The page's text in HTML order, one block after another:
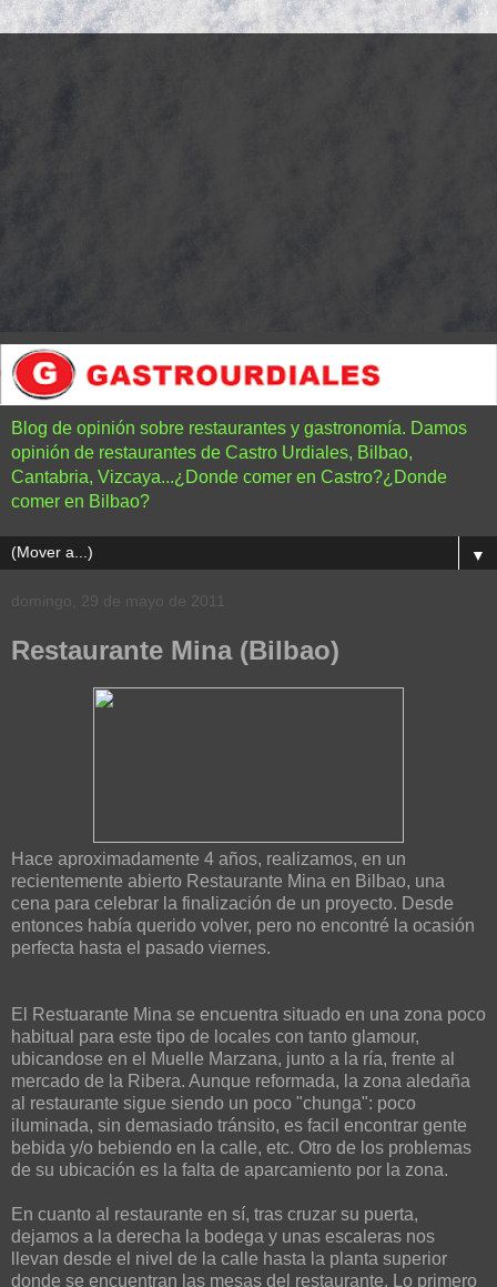
Blog de opinión sobre restaurantes y gastronomía. Damos
opinión de restaurantes de Castro Urdiales, Bilbao,
Cantabria, Vizcaya...¿Donde comer en Castro?¿Donde
comer en Bilbao?
▼
domingo, 29 de mayo de 2011
Restaurante Mina (Bilbao)
Hace aproximadamente 4 años, realizamos, en un
recientemente abierto Restaurante Mina en Bilbao, una
cena para celebrar la finalización de un proyecto. Desde
entonces había querido volver, pero no encontré la ocasión
perfecta hasta el pasado viernes.
El Restuarante Mina se encuentra situado en una zona poco
habitual para este tipo de locales con tanto glamour,
ubicandose en el Muelle Marzana, junto a la ría, frente al
mercado de la Ribera. Aunque reformada, la zona aledaña
al restaurante sigue siendo un poco "chunga": poco
iluminada, sin demasiado tránsito, es facil encontrar gente
bebida y/o bebiendo en la calle, etc. Otro de los problemas
de su ubicación es la falta de aparcamiento por la zona.
En cuanto al restaurante en sí, tras cruzar su puerta,
dejamos a la derecha la bodega y unas escaleras nos
llevan desde el nivel de la calle hasta la planta superior
donde se encuentran las mesas del restaurante. Lo primero